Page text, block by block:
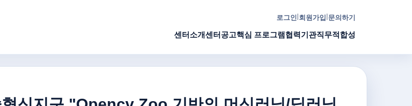
로그인|회원가입|문의하기
센터소개센터공고핵심 프로그램협력기관직무적합성